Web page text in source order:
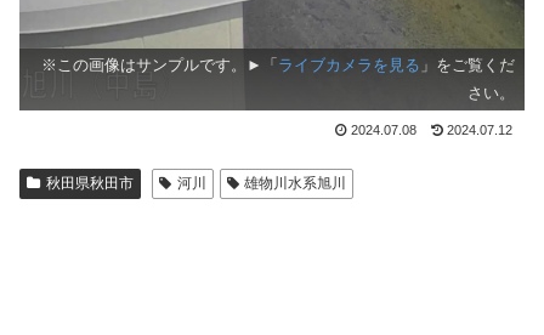
※この画像はサンプルです。►「 ライブカメラを見る 」をご覧くだ
さい。
2024.07.08 2024.07.12
秋田県秋田市 河川 雄物川水系旭川